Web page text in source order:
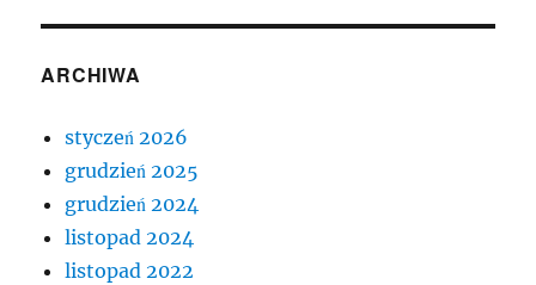
ARCHIWA
styczeń 2026
grudzień 2025
grudzień 2024
listopad 2024
listopad 2022